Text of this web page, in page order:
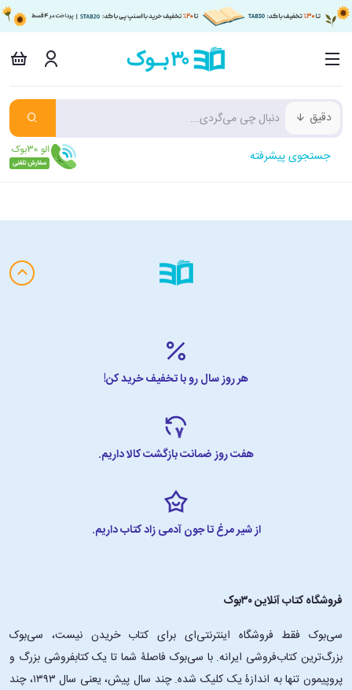
دقیق
جستجوی پیشرفته
هر روز سال رو با تخفیف خرید کن!
هفت روز ضمانت بازگشت کالا داریم.
از شیر مرغ تا جون آدمی زاد کتاب داریم.
فروشگاه کتاب آنلاین ۳۰بوک
سی‌بوک فقط فروشگاه اینترنتی‌ای برای کتاب خریدن نیست، سی‌بوک
بزرگ‌ترین کتاب‌فروشی ایرانه. با سی‌بوک فاصلۀ شما تا یک کتابفروشی بزرگ و
پروپیمون تنها به اندازۀ یک کلیک شده. چند سال پیش، یعنی سال ۱۳۹۳، چند